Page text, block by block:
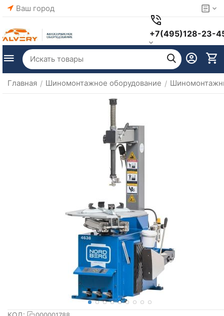
Ваш город
+7(495)128-23-
Главная / Шиномонтажное оборудование /